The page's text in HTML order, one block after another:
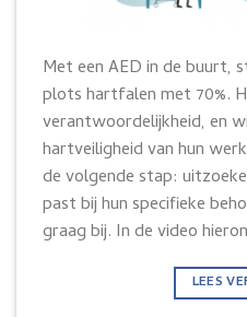
Met een AED in de buurt,
plots hartfalen met 70%.
verantwoordelijkheid, en
hartveiligheid van hun
de volgende stap:
past bij hun specifieke
graag bij. In de video
LEES